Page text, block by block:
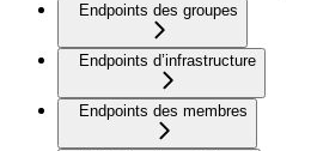
Endpoints des groupes
Endpoints d’infrastructure
Endpoints des membres